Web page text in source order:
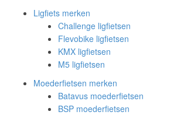
Ligfiets merken
Challenge ligfietsen
Flevobike ligfietsen
KMX ligfietsen
M5 ligfietsen
Moederfietsen merken
Batavus moederfietsen
BSP moederfietsen